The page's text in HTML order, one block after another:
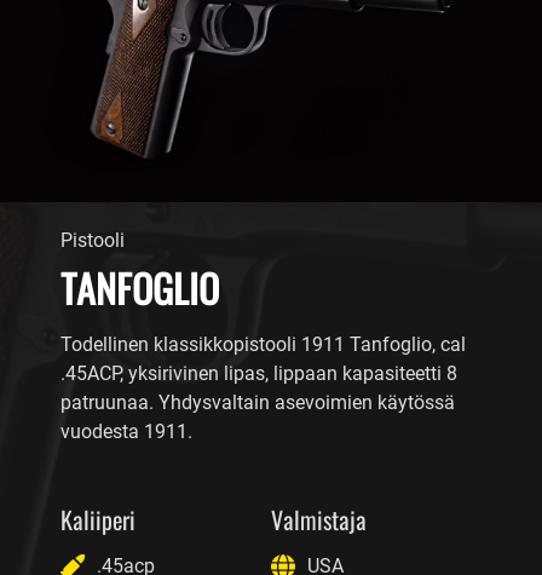
Pistooli
TANFOGLIO
Todellinen klassikkopistooli 1911 Tanfoglio, cal
.45ACP, yksirivinen lipas, lippaan kapasiteetti 8
patruunaa. Yhdysvaltain asevoimien käytössä
vuodesta 1911.
Kaliiperi
.45acp
Valmistaja
USA